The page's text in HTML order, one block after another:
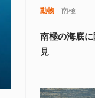
動物 南極
南極の海底
見